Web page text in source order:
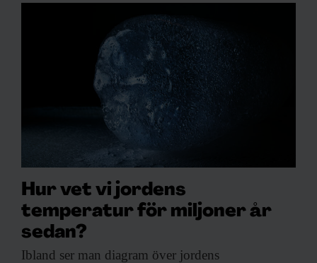
Hur vet vi jordens
temperatur för miljoner år
sedan?
Ibland ser man diagram över jordens